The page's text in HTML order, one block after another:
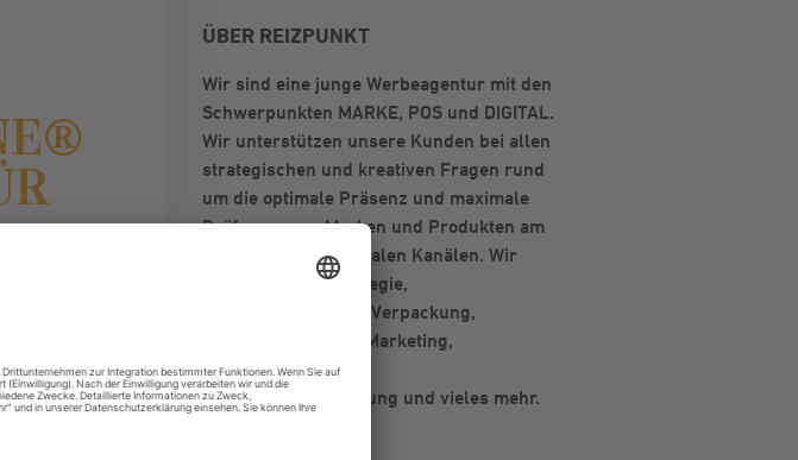
ÜBER REIZPUNKT
Wir sind eine junge Werbeagentur mit den
Schwerpunkten MARKE, POS und DIGITAL.
Wir unterstützen unsere Kunden bei allen
strategischen und kreativen Fragen rund
um die optimale Präsenz und maximale
Präferenz von Marken und Produkten am
POS und in den digitalen Kanälen. Wir
können Markenstrategie,
Produkteinführung, Verpackung,
Promotion, Content Marketing,
Verkaufsförderung,
Vertriebsunterstützung und vieles mehr.